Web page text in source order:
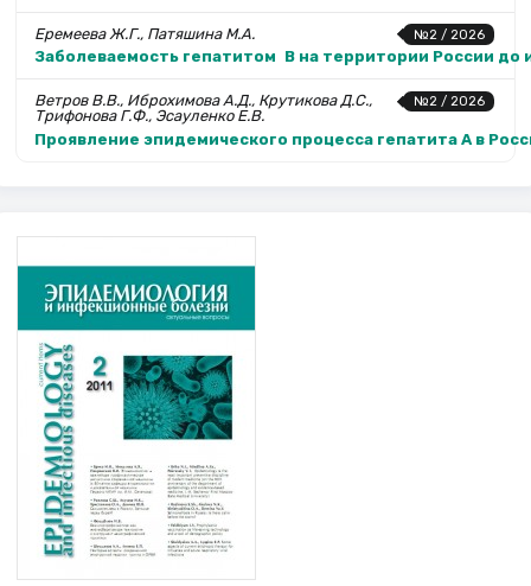
№2 / 2026
Еремеева Ж.Г., Патяшина М.А.
Заболеваемость гепатитом В на территории России до
№2 / 2026
Ветров В.В., Иброхимова А.Д., Крутикова Д.С.,
Трифонова Г.Ф., Эсауленко Е.В.
Проявление эпидемического процесса гепатита А в